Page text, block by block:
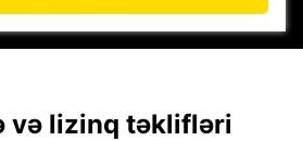
və lizinq təklifləri